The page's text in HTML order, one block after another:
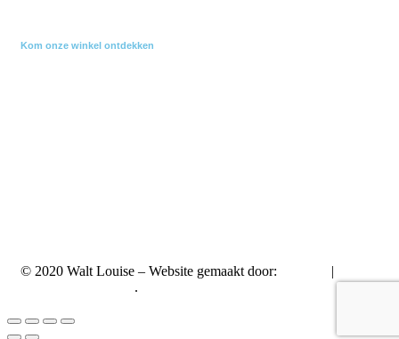
Kom onze winkel ontdekken
© 2020 Walt Louise – Website gemaakt door:
|
.